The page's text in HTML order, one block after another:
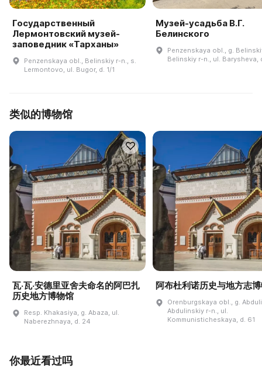
Государственный
Лермонтовский музей-
заповедник «Тарханы»
Penzenskaya obl., Belinskiy r-n., s.
Lermontovo, ul. Bugor, d. 1/1
Музей-усадьба В.Г.
Белинского
Penzenskaya obl., g.
Belinskiy r-n., ul. Barysheva,
类似的博物馆
瓦·瓦·安德里亚舍夫命名的阿巴扎
历史地方博物馆
Resp. Khakasiya, g. Abaza, ul.
Naberezhnaya, d. 24
阿布杜利诺历史与地方志
Orenburgskaya obl., g.
Abdulinskiy r-n., ul.
Kommunisticheskaya, d. 61
你最近看过吗